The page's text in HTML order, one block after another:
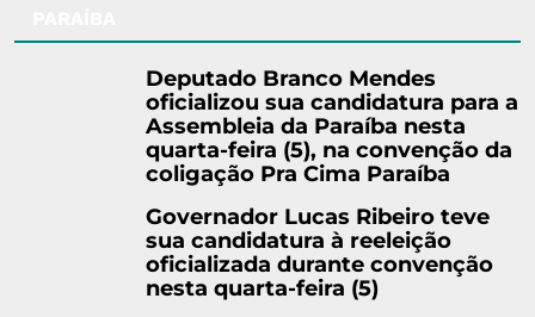
Deputado Branco Mendes
oficializou sua candidatura para a
Assembleia da Paraíba nesta
quarta-feira (5), na convenção da
coligação Pra Cima Paraíba
Governador Lucas Ribeiro teve
sua candidatura à reeleição
oficializada durante convenção
nesta quarta-feira (5)